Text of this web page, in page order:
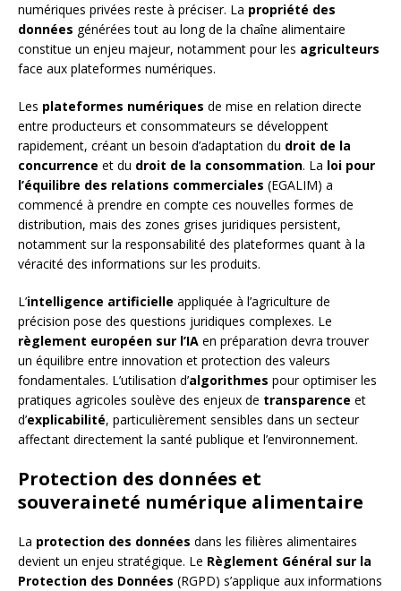
numériques privées reste à préciser. La propriété des
données générées tout au long de la chaîne alimentaire
constitue un enjeu majeur, notamment pour les agriculteurs
face aux plateformes numériques.
Les plateformes numériques de mise en relation directe
entre producteurs et consommateurs se développent
rapidement, créant un besoin d’adaptation du droit de la
concurrence et du droit de la consommation. La loi pour
l’équilibre des relations commerciales (EGALIM) a
commencé à prendre en compte ces nouvelles formes de
distribution, mais des zones grises juridiques persistent,
notamment sur la responsabilité des plateformes quant à la
véracité des informations sur les produits.
L’intelligence artificielle appliquée à l’agriculture de
précision pose des questions juridiques complexes. Le
règlement européen sur l’IA en préparation devra trouver
un équilibre entre innovation et protection des valeurs
fondamentales. L’utilisation d’algorithmes pour optimiser les
pratiques agricoles soulève des enjeux de transparence et
d’explicabilité, particulièrement sensibles dans un secteur
affectant directement la santé publique et l’environnement.
Protection des données et
souveraineté numérique alimentaire
La protection des données dans les filières alimentaires
devient un enjeu stratégique. Le Règlement Général sur la
Protection des Données (RGPD) s’applique aux informations